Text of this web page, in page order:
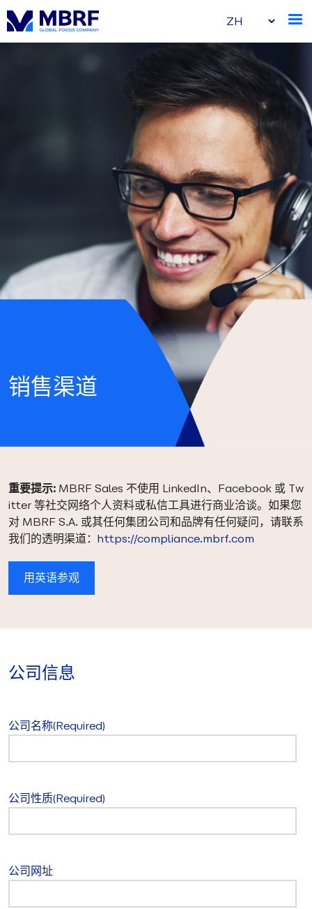
销售渠道
重要提示: MBRF Sales 不使用 LinkedIn、Facebook 或 Tw
itter 等社交网络个人资料或私信工具进行商业洽谈。如果您
对 MBRF S.A. 或其任何集团公司和品牌有任何疑问，请联系
我们的透明渠道： https://compliance.mbrf.com
用英语参观
公司信息
公司名称(Required)
公司性质(Required)
公司网址